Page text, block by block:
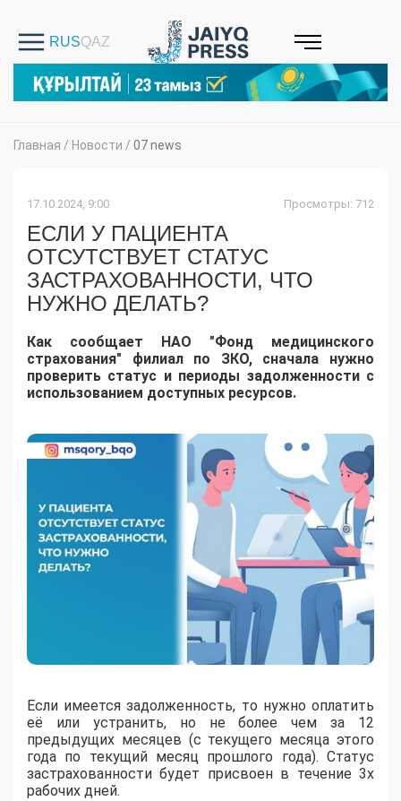
Главная / Новости / 07 news
17.10.2024, 9:00 Просмотры: 712
ЕСЛИ У ПАЦИЕНТА
ОТСУТСТВУЕТ СТАТУС
ЗАСТРАХОВАННОСТИ, ЧТО
НУЖНО ДЕЛАТЬ?
Как сообщает НАО "Фонд медицинского
страхования" филиал по ЗКО, сначала нужно
проверить статус и периоды задолженности с
использованием доступных ресурсов.
Если имеется задолженность, то нужно оплатить
её или устранить, но не более чем за 12
предыдущих месяцев (с текущего месяца этого
года по текущий месяц прошлого года). Статус
застрахованности будет присвоен в течение 3х
рабочих дней.